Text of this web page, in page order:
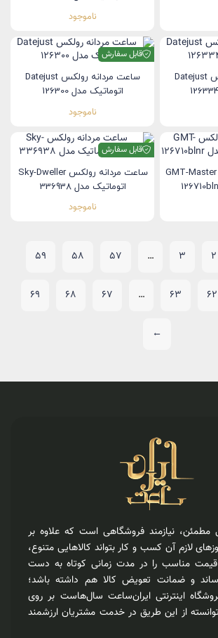
ناموجود
ساعت مردانه رولکس Datejust
قابل سفارش
ساعت مردانه رولکس Datejust
اتوماتیک مدل 126300
ناموجود
ساعت مردانه رولکس GMT-Master
قابل سفارش
ساعت مردانه رولکس Sky-Dweller
اتوماتیک مدل 336938
ناموجود
2
3
…
57
58
59
62
63
…
67
68
69
←
مطمئن، نیازمند فروشگاهی است که علاوه بر
لازم آن کسب و کار بتواند کالاهایی متنوع،
قیمت مناسب را در مدت زمانی کوتاه به دست
و ضمانت تعویض کالا هم داشته باشد؛
اینترنتی ایران‌ساعت سال‌هاست بر روی
از این طریق در خدمت مشتریان ارزشمند